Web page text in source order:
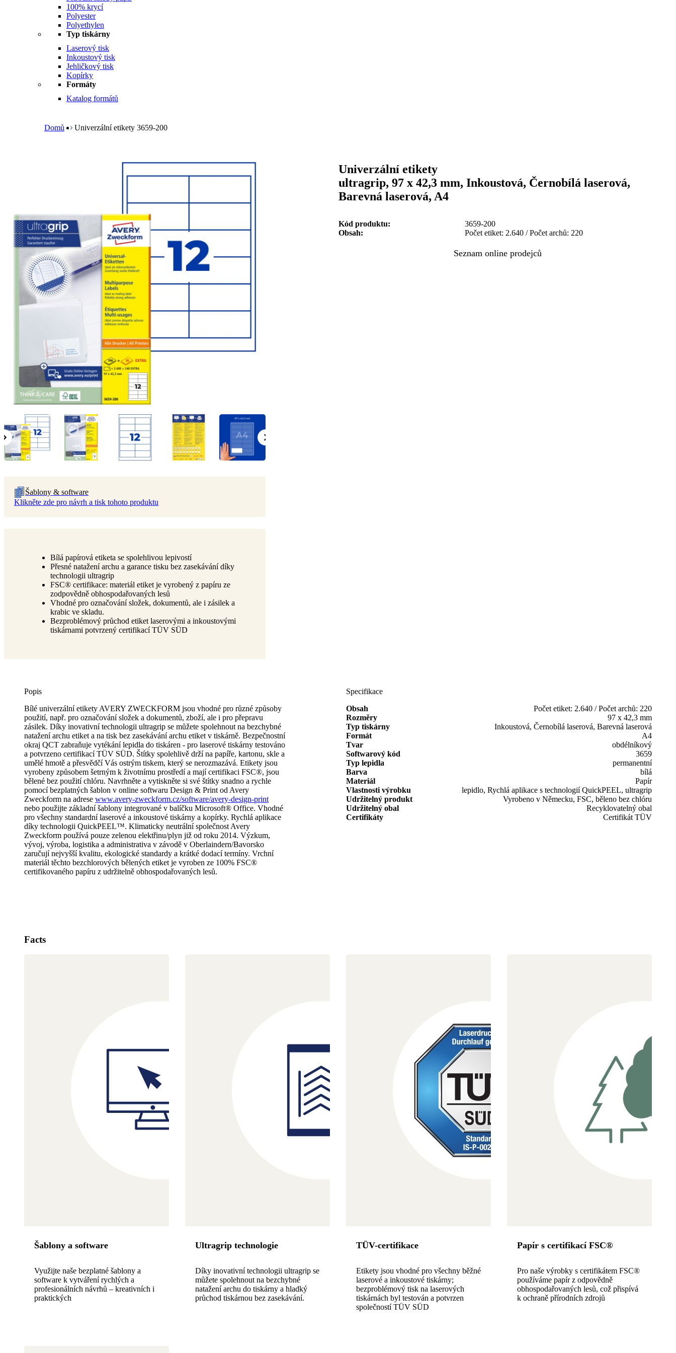
100% krycí
Polyester
Polyethylen
Typ tiskárny
Laserový tisk
Inkoustový tisk
Jehličkový tisk
Kopírky
Formáty
Katalog formátů
Domů Univerzální etikety 3659-200
Univerzální etikety
ultragrip, 97 x 42,3 mm, Inkoustová, Černobílá laserová,
Barevná laserová, A4
Kód produktu
3659-200
Obsah
Počet etiket: 2.640 / Počet archů: 220
Šablony & software
Klikněte zde pro návrh a tisk tohoto produktu
Bílá papírová etiketa se spolehlivou lepivostí
Přesné natažení archu a garance tisku bez zasekávání díky
technologii ultragrip
FSC® certifikace: materiál etiket je vyrobený z papíru ze
zodpovědně obhospodařovaných lesů
Vhodné pro označování složek, dokumentů, ale i zásilek a
krabic ve skladu.
Bezproblémový průchod etiket laserovými a inkoustovými
tiskárnami potvrzený certifikací TÜV SÜD
Popis
Bílé univerzální etikety AVERY ZWECKFORM jsou vhodné pro různé způsoby
použití, např. pro označování složek a dokumentů, zboží, ale i pro přepravu
zásilek. Díky inovativní technologii ultragrip se můžete spolehnout na bezchybné
natažení archu etiket a na tisk bez zasekávání archu etiket v tiskárně. Bezpečnostní
okraj QCT zabraňuje vytékání lepidla do tiskáren - pro laserové tiskárny testováno
a potvrzeno certifikací TÜV SÜD. Štítky spolehlivě drží na papíře, kartonu, skle a
umělé hmotě a přesvědčí Vás ostrým tiskem, který se nerozmazává. Etikety jsou
vyrobeny způsobem šetrným k životnímu prostředí a mají certifikaci FSC®, jsou
bělené bez použití chlóru. Navrhněte a vytiskněte si své štítky snadno a rychle
pomocí bezplatných šablon v online softwaru Design & Print od Avery
Zweckform na adrese www.avery-zweckform.cz/software/avery-design-print
nebo použijte základní šablony integrované v balíčku Microsoft® Office. Vhodné
pro všechny standardní laserové a inkoustové tiskárny a kopírky. Rychlá aplikace
díky technologii QuickPEEL™. Klimaticky neutrální společnost Avery
Zweckform používá pouze zelenou elektřinu/plyn již od roku 2014. Výzkum,
vývoj, výroba, logistika a administrativa v závodě v Oberlaindern/Bavorsko
zaručují nejvyšší kvalitu, ekologické standardy a krátké dodací termíny. Vrchní
materiál těchto bezchlorových bělených etiket je vyroben ze 100% FSC®
certifikovaného papíru z udržitelně obhospodařovaných lesů.
Specifikace
Obsah
Počet etiket: 2.640 / Počet archů: 220
Rozměry
97 x 42,3 mm
Typ tiskárny
Inkoustová, Černobílá laserová, Barevná laserová
Formát
A4
Tvar
obdélníkový
Softwarový kód
3659
Typ lepidla
permanentní
Barva
bílá
Materiál
Papír
Vlastnosti výrobku
lepidlo, Rychlá aplikace s technologií QuickPEEL, ultragrip
Udržitelný produkt
Vyrobeno v Německu, FSC, běleno bez chlóru
Udržitelný obal
Recyklovatelný obal
Certifikáty
Certifikát TÜV
Facts
Šablony a software
Využijte naše bezplatné šablony a
software k vytváření rychlých a
profesionálních návrhů – kreativních i
praktických
Ultragrip technologie
Díky inovativní technologii ultragrip se
můžete spolehnout na bezchybné
natažení archu do tiskárny a hladký
průchod tiskárnou bez zasekávání.
TÜV-certifikace
Etikety jsou vhodné pro všechny běžné
laserové a inkoustové tiskárny;
bezproblémový tisk na laserových
tiskárnách byl testován a potvrzen
společností TÜV SÜD
Papír s certifikací FSC®
Pro naše výrobky s certifikátem FSC®
používáme papír z odpovědně
obhospodařovaných lesů, což přispívá
k ochraně přírodních zdrojů